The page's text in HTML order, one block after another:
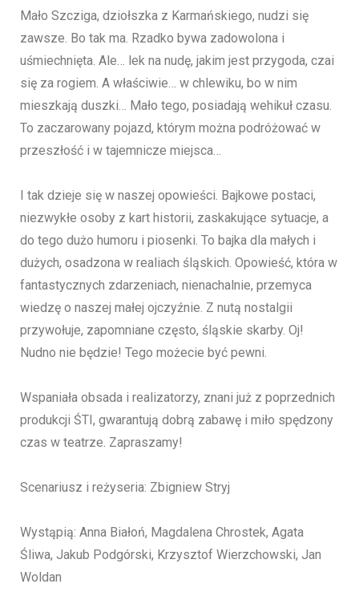
Mało Szcziga, dziołszka z Karmańskiego, nudzi się
zawsze. Bo tak ma. Rzadko bywa zadowolona i
uśmiechnięta. Ale… lek na nudę, jakim jest przygoda, czai
się za rogiem. A właściwie… w chlewiku, bo w nim
mieszkają duszki… Mało tego, posiadają wehikuł czasu.
To zaczarowany pojazd, którym można podróżować w
przeszłość i w tajemnicze miejsca…
I tak dzieje się w naszej opowieści. Bajkowe postaci,
niezwykłe osoby z kart historii, zaskakujące sytuacje, a
do tego dużo humoru i piosenki. To bajka dla małych i
dużych, osadzona w realiach śląskich. Opowieść, która w
fantastycznych zdarzeniach, nienachalnie, przemyca
wiedzę o naszej małej ojczyźnie. Z nutą nostalgii
przywołuje, zapomniane często, śląskie skarby. Oj!
Nudno nie będzie! Tego możecie być pewni.
Wspaniała obsada i realizatorzy, znani już z poprzednich
produkcji ŚTI, gwarantują dobrą zabawę i miło spędzony
czas w teatrze. Zapraszamy!
Scenariusz i reżyseria: Zbigniew Stryj
Wystąpią: Anna Białoń, Magdalena Chrostek, Agata
Śliwa, Jakub Podgórski, Krzysztof Wierzchowski, Jan
Woldan